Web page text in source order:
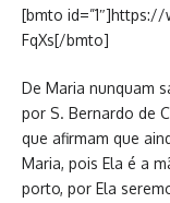
[bmto
FqXs[/bmto]
De Maria nunquam
por S. Bernardo de
que afirmam que
Maria, pois Ela é a
porto, por Ela